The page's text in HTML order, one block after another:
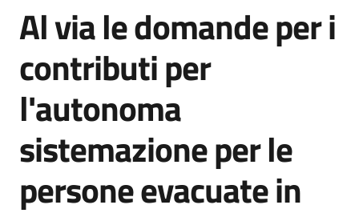
Servizi
Vivere
Fontanelice
Servizi
Salta al contenuto
Al via le domande per i
contributi per
l'autonoma
sistemazione per le
persone evacuate in